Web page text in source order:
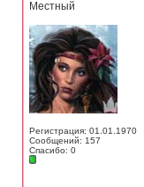
Местный
Регистрация: 01.01.1970
Сообщений: 157
Спасибо: 0